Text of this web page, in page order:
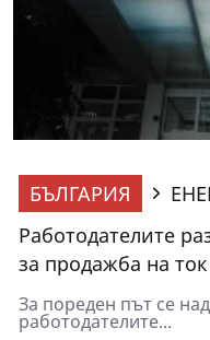
БЪЛГАРИЯ
Работодателите
за продажба на ток
За пореден път се
работодателите...